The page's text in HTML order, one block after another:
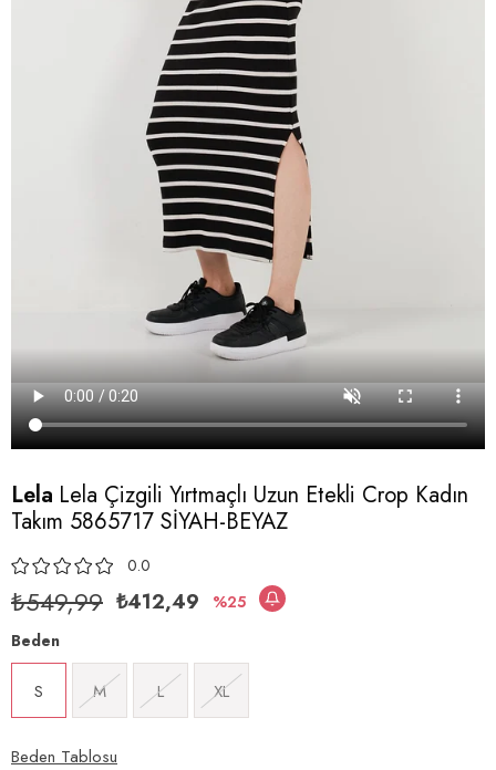
Lela Lela Çizgili Yırtmaçlı Uzun Etekli Crop Kadın
Takım 5865717 SİYAH-BEYAZ
0.0
₺549,99 ₺412,49
25
Beden
S M L XL
Beden Tablosu